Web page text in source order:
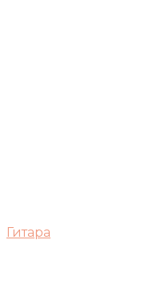
Гитара